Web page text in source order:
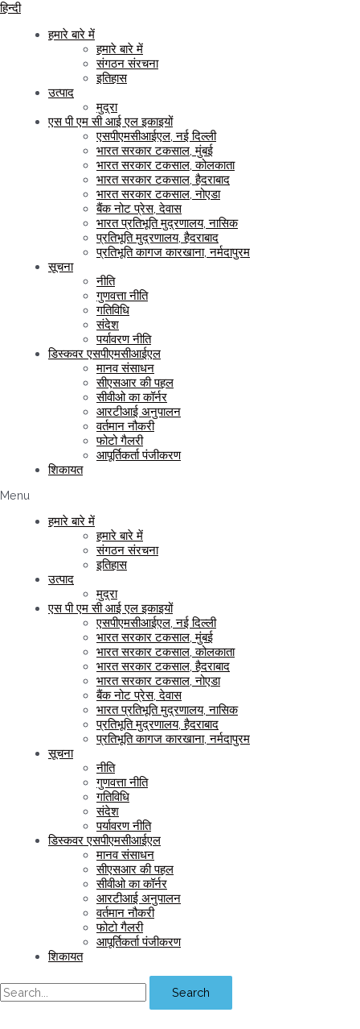
हिन्दी
हमारे बारे में
हमारे बारे में
संगठन संरचना
इतिहास
उत्पाद
मुद्रा
एस पी एम सी आई एल इकाइयों
एसपीएमसीआईएल, नई दिल्ली
भारत सरकार टकसाल, मुंबई
भारत सरकार टकसाल, कोलकाता
भारत सरकार टकसाल, हैदराबाद
भारत सरकार टकसाल, नोएडा
बैंक नोट प्रेस, देवास
भारत प्रतिभूति मुद्रणालय, नासिक
प्रतिभूति मुद्रणालय, हैदराबाद
प्रतिभूति कागज कारखाना, नर्मदापुरम
सूचना
नीति
गुणवत्ता नीति
गतिविधि
संदेश
पर्यावरण नीति
डिस्कवर एसपीएमसीआईएल
मानव संसाधन
सीएसआर की पहल
सीवीओ का कॉर्नर
आरटीआई अनुपालन
वर्तमान नौकरी
फोटो गैलरी
आपूर्तिकर्ता पंजीकरण
शिकायत
Menu
हमारे बारे में
हमारे बारे में
संगठन संरचना
इतिहास
उत्पाद
मुद्रा
एस पी एम सी आई एल इकाइयों
एसपीएमसीआईएल, नई दिल्ली
भारत सरकार टकसाल, मुंबई
भारत सरकार टकसाल, कोलकाता
भारत सरकार टकसाल, हैदराबाद
भारत सरकार टकसाल, नोएडा
बैंक नोट प्रेस, देवास
भारत प्रतिभूति मुद्रणालय, नासिक
प्रतिभूति मुद्रणालय, हैदराबाद
प्रतिभूति कागज कारखाना, नर्मदापुरम
सूचना
नीति
गुणवत्ता नीति
गतिविधि
संदेश
पर्यावरण नीति
डिस्कवर एसपीएमसीआईएल
मानव संसाधन
सीएसआर की पहल
सीवीओ का कॉर्नर
आरटीआई अनुपालन
वर्तमान नौकरी
फोटो गैलरी
आपूर्तिकर्ता पंजीकरण
शिकायत
Search